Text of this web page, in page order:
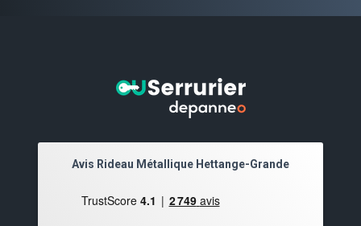
Avis Rideau Métallique Hettange-Grande